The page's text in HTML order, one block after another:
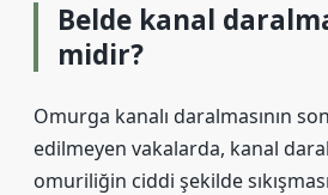
Belde kanal
midir?
Omurga kanalı daralmasının
edilmeyen vakalarda, kanal
omuriliğin ciddi şekilde